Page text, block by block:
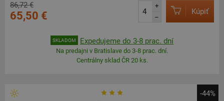
86,72 €
65,50 €
+
–
Kúpiť
SKLADOM Expedujeme do 3-8 prac. dní
Na predajni v Bratislave do 3-8 prac. dní.
Centrálny sklad ČR 20 ks.
-44%